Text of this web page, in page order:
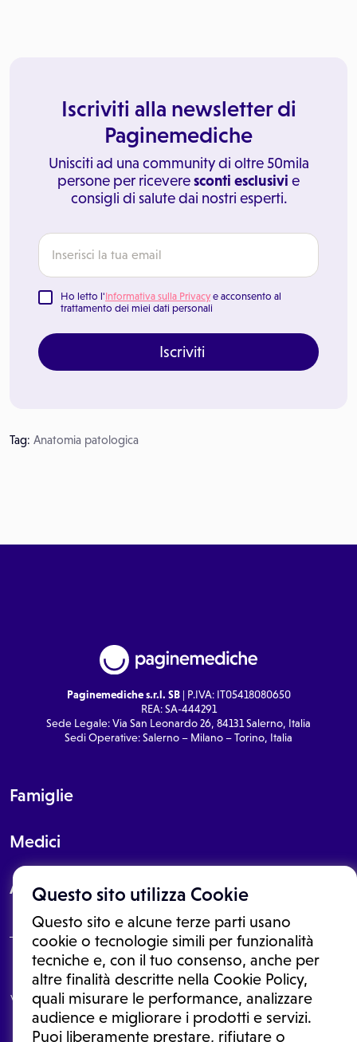
Questo sito utilizza Cookie
Questo sito e alcune terze parti usano
cookie o tecnologie simili per funzionalità
tecniche e, con il tuo consenso, anche per
altre finalità descritte nella Cookie Policy,
quali misurare le performance, analizzare
audience e migliorare i prodotti e servizi.
Puoi liberamente prestare, rifiutare o
Iscriviti alla newsletter di
Paginemediche
Unisciti ad una community di oltre 50mila
persone per riceveresconti esclusivi e
consigli di salute dai nostri esperti.
Ho letto l'Informativa sulla Privacy e acconsento al
trattamento dei miei dati personali
Iscriviti
Tag: Anatomia patologica
Paginemediche s.r.l. SB| P.IVA: IT05418080650
REA: SA-444291
Sede Legale: Via San Leonardo 26, 84131 Salerno, Italia
Sedi Operative: Salerno – Milano – Torino, Italia
Famiglie
Medici
About
Le informazioni proposte in questo sito non sono un consulto medico.
In nessun caso, queste informazioni sostituiscono un consulto, una
visita o una diagnosi formulata dal medico. Non si devono considerare
le informazioni disponibili come suggerimenti per la formulazione di
una diagnosi, la determinazione di un trattamento o l'assunzione o
sospensione di un farmaco senza prima consultare un medico di